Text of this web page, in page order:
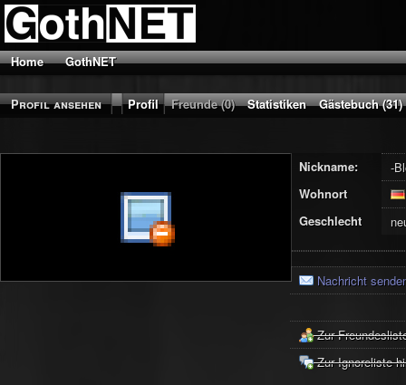
Home GothNET
Profil ansehen Profil Freunde (0) Statistiken Gästebuch (31)
Nickname:
-
Wohnort
Geschlecht
Nachricht
Zur
Zur Ignoreliste